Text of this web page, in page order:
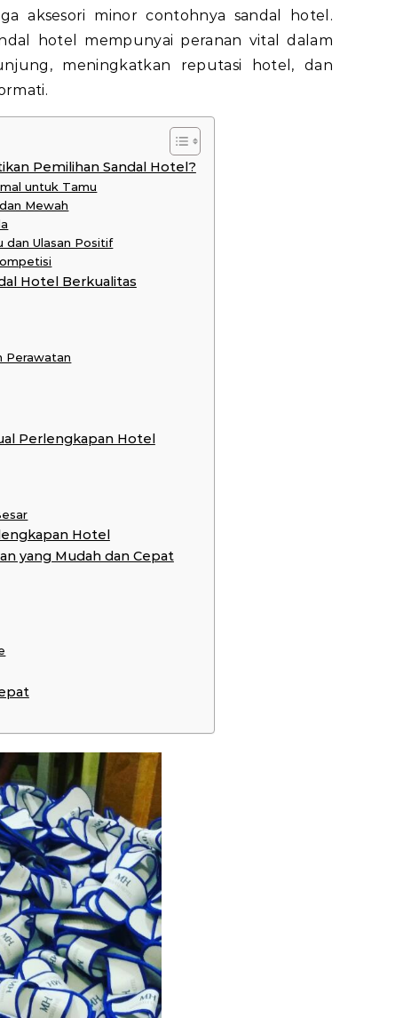
aksesori minor contohnya sandal hotel.
hotel mempunyai peranan vital dalam
meningkatkan reputasi hotel, dan
Pemilihan Sandal Hotel?
untuk Tamu
Mewah
dan Ulasan Positif
Hotel Berkualitas
Perawatan
Perlengkapan Hotel
Hotel
yang Mudah dan Cepat